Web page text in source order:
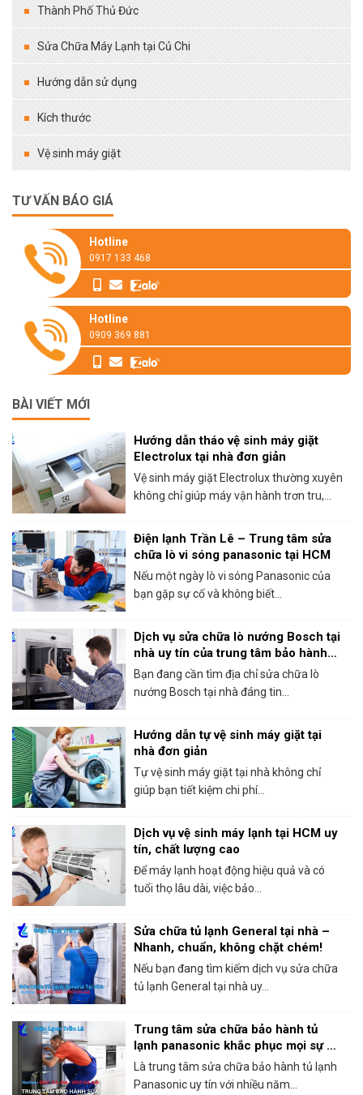
Thành Phố Thủ Đức
Sửa Chữa Máy Lạnh tại Củ Chi
Hướng dẫn sử dụng
Kích thước
Vệ sinh máy giặt
TƯ VẤN BÁO GIÁ
Hotline
0917 133 468
Hotline
0909 369 881
BÀI VIẾT MỚI
Hướng dẫn tháo vệ sinh máy giặt
Electrolux tại nhà đơn giản
Vệ sinh máy giặt Electrolux thường xuyên
không chỉ giúp máy vận hành trơn tru,...
Điện lạnh Trần Lê – Trung tâm sửa
chữa lò vi sóng panasonic tại HCM
Nếu một ngày lò vi sóng Panasonic của
bạn gặp sự cố và không biết...
Dịch vụ sửa chữa lò nướng Bosch tại
nhà uy tín của trung tâm bảo hành
Bosch tại HCM
Bạn đang cần tìm địa chỉ sửa chữa lò
nướng Bosch tại nhà đáng tin...
Hướng dẫn tự vệ sinh máy giặt tại
nhà đơn giản
Tự vệ sinh máy giặt tại nhà không chỉ
giúp bạn tiết kiệm chi phí...
Dịch vụ vệ sinh máy lạnh tại HCM uy
tín, chất lượng cao
Để máy lạnh hoạt động hiệu quả và có
tuổi thọ lâu dài, việc bảo...
Sửa chữa tủ lạnh General tại nhà –
Nhanh, chuẩn, không chặt chém!
Nếu bạn đang tìm kiếm dịch vụ sửa chữa
tủ lạnh General tại nhà uy...
Trung tâm sửa chữa bảo hành tủ
lạnh panasonic khắc phục mọi sự cố
trong 1 lần gọi
Là trung tâm sửa chữa bảo hành tủ lạnh
Panasonic uy tín với nhiều năm...